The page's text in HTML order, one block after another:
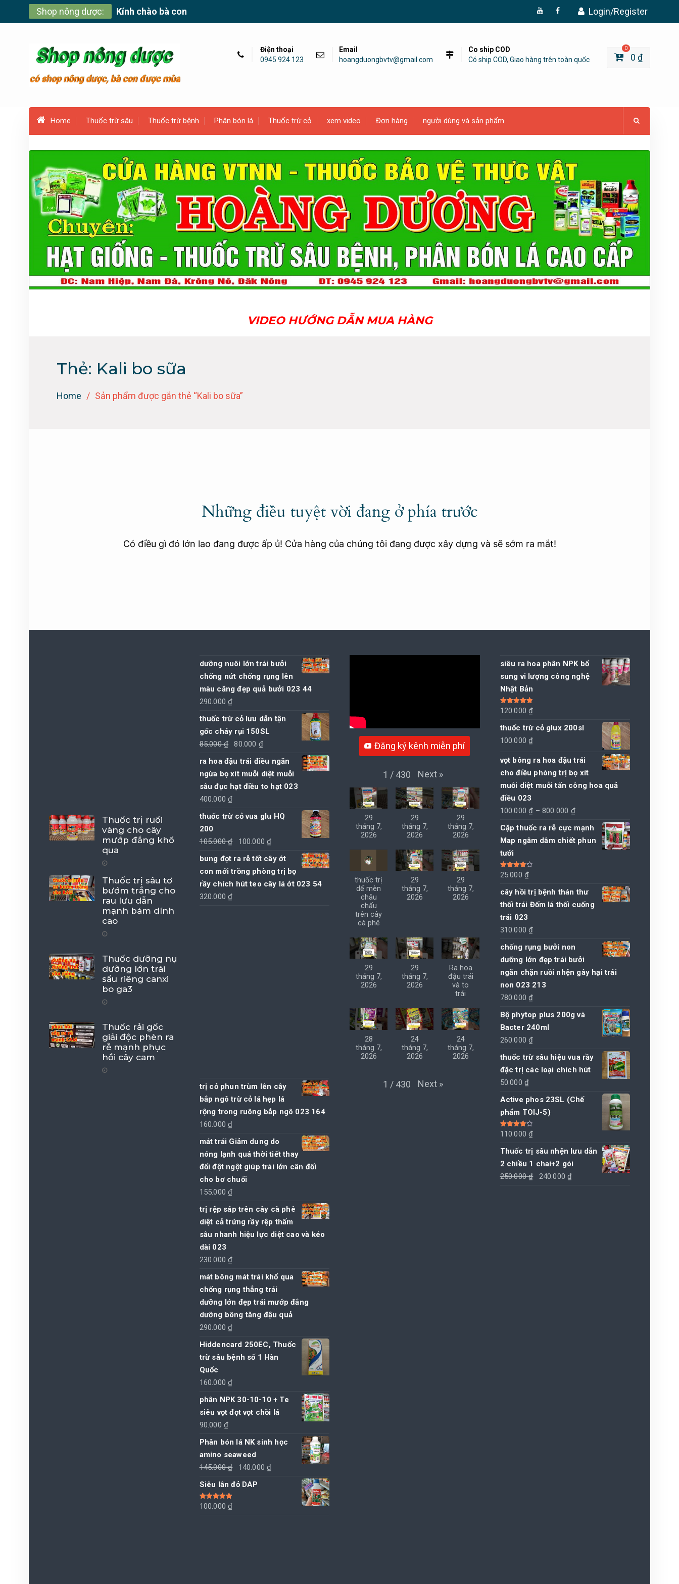
to
Shop nông dược: Kính chào bà con
Login/Register
Điện thoại
0945 924 123
Email
hoangduongbvtv@gmail.com
Co ship COD
Có ship COD, Giao hàng trên toàn quốc
0
0 ₫
Home Thuốc trừ sâu Thuốc trừ bệnh Phân bón lá Thuốc trừ cỏ xem video Đơn hàng người dùng và sản phẩm
VIDEO HƯỚNG DẪN MUA HÀNG
Thẻ: Kali bo sữa
Home Sản phẩm được gắn thẻ “Kali bo sữa”
Những điều tuyệt vời đang ở phía trước
Có điều gì đó lớn lao đang được ấp ủ! Cửa hàng của chúng tôi đang được xây dựng và sẽ sớm ra mắt!
Thuốc trị ruồi
vàng cho cây
mướp đắng khổ
qua
Thuốc trị sâu tơ
bướm trắng cho
rau lưu dẫn
mạnh bám dính
cao
Thuốc dưỡng nụ
dưỡng lớn trái
sầu riêng canxi
bo ga3
Thuốc rải gốc
giải độc phèn ra
rễ mạnh phục
hồi cây cam
dưỡng nuôi lớn trái bưởi
chống nứt chống rụng lên
màu căng đẹp quả bưởi 023 44
290.000₫
thuốc trừ cỏ lưu dẫn tận
gốc cháy rụi 150SL
85.000₫
Giá
gốc
là:
85.000 ₫.
80.000 ₫
tại
là:
ra hoa đậu trái điều ngăn
ngừa bọ xít muỗi diệt muỗi
sâu đục hạt điều to hạt 023
400.000₫
thuốc trừ cỏ vua glu HQ
200
105.000₫
Giá
gốc
là:
105.000 ₫.
100.000₫
hiện
là:
bung đọt ra rễ tốt cây ớt
con mới trồng phòng trị bọ
rầy chích hút teo cây lá ớt 023 54
320.000₫
trị cỏ phun trùm lên cây
bắp ngô trừ cỏ lá hẹp lá
rộng trong ruông bắp ngô 023 164
160.000₫
mát trái Giảm dung do
nóng lạnh quá thời tiết thay
đổi đột ngột giúp trái lớn cân đối
cho bơ chuối
155.000₫
trị rệp sáp trên cây cà phê
diệt cả trứng rầy rệp thấm
sâu nhanh hiệu lực diệt cao và kéo
dài 023
230.000₫
mát bông mát trái khổ qua
chống rụng thẳng trái
dưỡng lớn đẹp trái mướp đắng
dưỡng bông tăng đậu quả
290.000₫
Hiddencard 250EC, Thuốc
trừ sâu bệnh số 1 Hàn
Quốc
160.000₫
phân NPK 30-10-10 + Te
siêu vọt đọt vọt chồi lá
90.000 ₫
Phân bón lá NK sinh học
amino seaweed
145.000₫
Giá
gốc
140.000₫
Siêu lân đỏ DAP
Được xếp
hạng5.00 5
100.000₫
Đăng ký kênh miễn phí
1 / 430 Next »
29
tháng 7,
2026
29
tháng 7,
2026
29
tháng 7,
2026
thuốc trị
dế mèn
châu
chấu
trên cây
cà phê
29
tháng 7,
2026
29
tháng 7,
2026
29
tháng 7,
2026
29
tháng 7,
2026
Ra hoa
đậu trái
và to
trái
28
tháng 7,
2026
24
tháng 7,
2026
24
tháng 7,
2026
1 / 430 Next »
siêu ra hoa phân NPK bổ
sung vi lượng công nghệ
Nhật Bản
Được xếp
hạng5.00 5
120.000₫
thuốc trừ cỏ glux 200sl
100.000₫
vọt bông ra hoa đậu trái
cho điều phòng trị bọ xít
muỗi diệt muỗi tấn công hoa quả
điều 023
100.000₫ – 800.000 ₫Khoảng
100.000 ₫
Cặp thuốc ra rễ cực mạnh
Map ngâm dâm chiết phun
tưới
Được xếp
hạng4.00
25.000 ₫
cây hồi trị bệnh thán thư
thối trái Đốm lá thối cuống
trái 023
310.000₫
chống rụng bưởi non
dưỡng lớn đẹp trái bưởi
ngăn chặn ruồi nhện gây hại trái
non 023 213
780.000₫
Bộ phytop plus 200g và
Bacter 240ml
260.000₫
thuốc trừ sâu hiệu vua rầy
đặc trị các loại chích hút
50.000 ₫
Active phos 23SL (Chế
phẩm TOIJ-5)
Được xếp
hạng4.00
110.000₫
Thuốc trị sâu nhện lưu dẫn
2 chiều 1 chai+2 gói
250.000₫
Giá
240.000₫